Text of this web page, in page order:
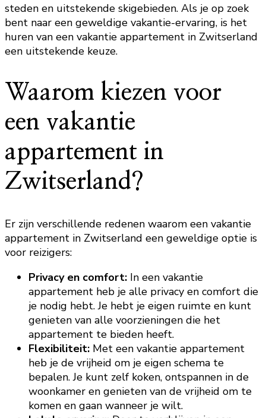
steden en uitstekende skigebieden. Als je op zoek
bent naar een geweldige vakantie-ervaring, is het
huren van een vakantie appartement in Zwitserland
een uitstekende keuze.
Waarom kiezen voor
een vakantie
appartement in
Zwitserland?
Er zijn verschillende redenen waarom een vakantie
appartement in Zwitserland een geweldige optie is
voor reizigers:
Privacy en comfort: In een vakantie
appartement heb je alle privacy en comfort die
je nodig hebt. Je hebt je eigen ruimte en kunt
genieten van alle voorzieningen die het
appartement te bieden heeft.
Flexibiliteit: Met een vakantie appartement
heb je de vrijheid om je eigen schema te
bepalen. Je kunt zelf koken, ontspannen in de
woonkamer en genieten van de vrijheid om te
komen en gaan wanneer je wilt.